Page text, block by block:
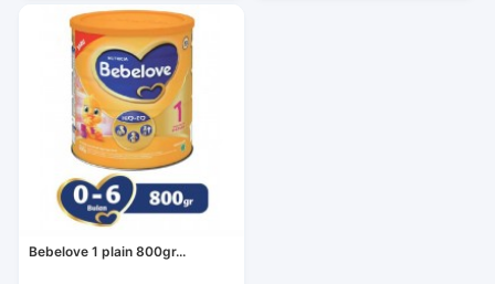
Bebelove 1 plain 800gr...